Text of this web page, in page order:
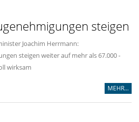
steigen
Joachim Herrmann:
steigen weiter auf mehr als 67.000 -
wirksam
MEHR...